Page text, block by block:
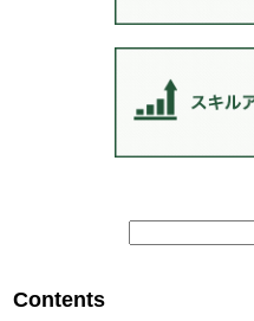
Contents